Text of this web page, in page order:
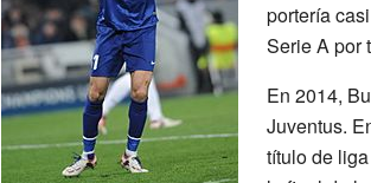
portería
Serie A por
En 2014,
Juventus.
título de